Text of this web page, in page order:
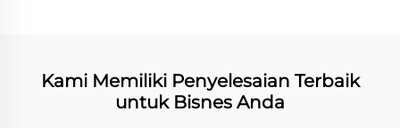
Kami Memiliki Penyelesaian Terbaik
untuk Bisnes Anda